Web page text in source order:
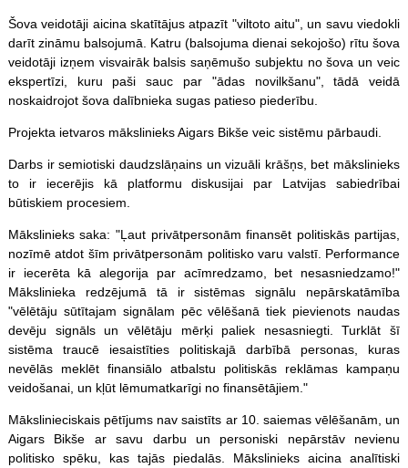
Šova veidotāji aicina skatītājus atpazīt "viltoto aitu", un savu viedokli
darīt zināmu balsojumā. Katru (balsojuma dienai sekojošo) rītu šova
veidotāji izņem visvairāk balsis saņēmušo subjektu no šova un veic
ekspertīzi, kuru paši sauc par "ādas novilkšanu", tādā veidā
noskaidrojot šova dalībnieka sugas patieso piederību.
Projekta ietvaros mākslinieks Aigars Bikše veic sistēmu pārbaudi.
Darbs ir semiotiski daudzslāņains un vizuāli krāšņs, bet mākslinieks
to ir iecerējis kā platformu diskusijai par Latvijas sabiedrībai
būtiskiem procesiem.
Mākslinieks saka: "Ļaut privātpersonām finansēt politiskās partijas,
nozīmē atdot šīm privātpersonām politisko varu valstī. Performance
ir iecerēta kā alegorija par acīmredzamo, bet nesasniedzamo!"
Mākslinieka redzējumā tā ir sistēmas signālu nepārskatāmība
"vēlētāju sūtītajam signālam pēc vēlēšanā tiek pievienots naudas
devēju signāls un vēlētāju mērķi paliek nesasniegti. Turklāt šī
sistēma traucē iesaistīties politiskajā darbībā personas, kuras
nevēlās meklēt finansiālo atbalstu politiskās reklāmas kampaņu
veidošanai, un kļūt lēmumatkarīgi no finansētājiem."
Mākslinieciskais pētījums nav saistīts ar 10. saiemas vēlēšanām, un
Aigars Bikše ar savu darbu un personiski nepārstāv nevienu
politisko spēku, kas tajās piedalās. Mākslinieks aicina analītiski